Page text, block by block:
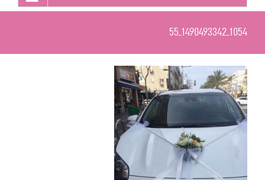
1054_1490493342_55